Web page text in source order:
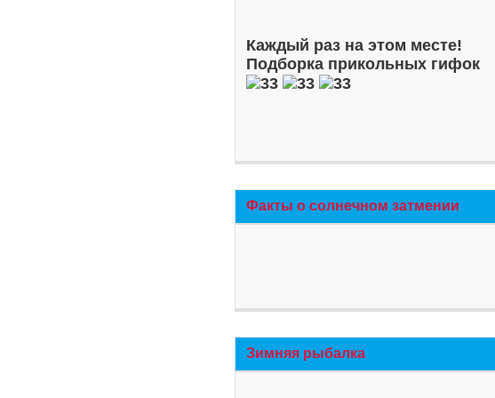
Каждый раз на этом месте!
Подборка прикольных гифок
Факты о солнечном затмении
Зимняя рыбалка